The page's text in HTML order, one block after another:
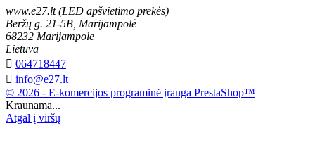
www.e27.lt (LED apšvietimo prekės)
Beržų g. 21-5B, Marijampolė
68232 Marijampole
Lietuva
 064718447
 info@e27.lt
© 2026 - E-komercijos programinė įranga PrestaShop™
Kraunama...
Atgal į viršų